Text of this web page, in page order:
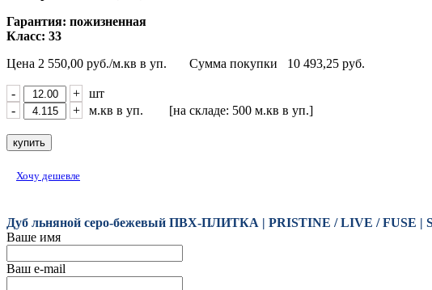
Гарантия: пожизненная
Класс: 33
Цена 2 550,00 руб./м.кв в уп. Сумма покупки 10 493,25 руб.
- +
шт
-
+ м.кв в уп. [на складе: 500 м.кв в уп.]
Хочу дешевле
Дуб льняной серо-бежевый ПВХ-ПЛИТКА | PRISTINE / LIVE / FUSE |
Ваше имя
Ваш e-mail